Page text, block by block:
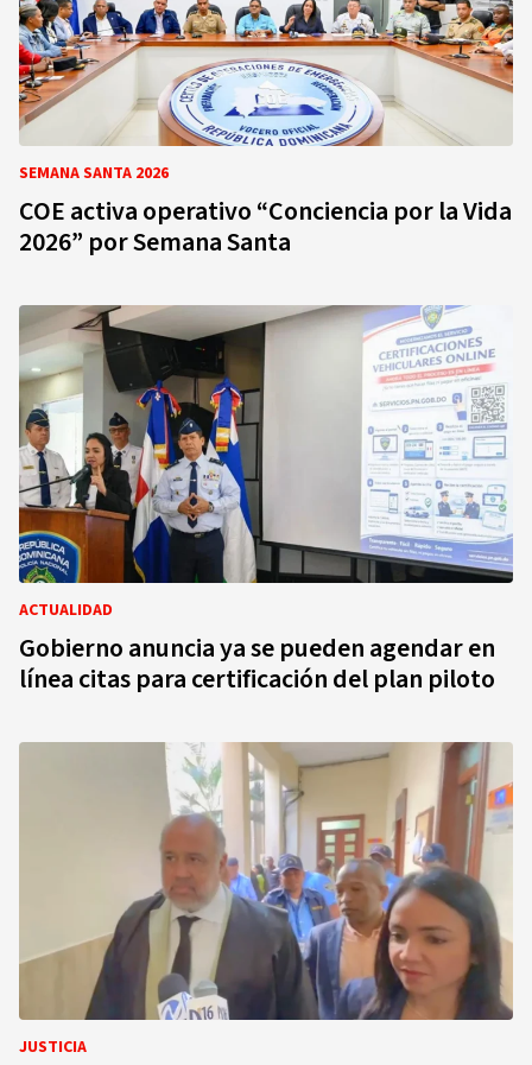
SEMANA SANTA 2026
COE activa operativo “Conciencia por la Vida
2026” por Semana Santa
ACTUALIDAD
Gobierno anuncia ya se pueden agendar en
línea citas para certificación del plan piloto
JUSTICIA